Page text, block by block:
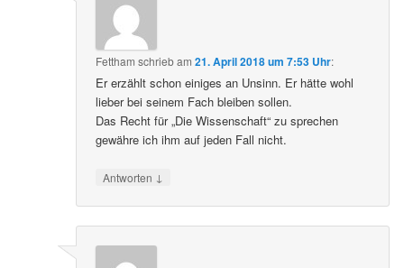
Fettham schriebam21. April 2018 um 7:53 Uhr:
Er erzählt schon einiges an Unsinn. Er hätte wohl
lieber bei seinem Fach bleiben sollen.
Das Recht für „Die Wissenschaft“ zu sprechen
gewähre ich ihm auf jeden Fall nicht.
Antworten ↓